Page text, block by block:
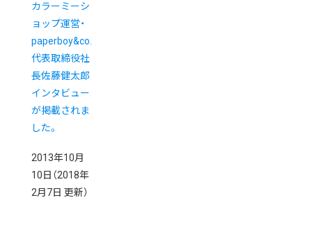
カラーミーシ
ョップ運営・
paperboy&co.
代表取締役社
長佐藤健太郎
インタビュー
が掲載されま
した。
2013年10月
10日 （2018年
2月7日 更新）